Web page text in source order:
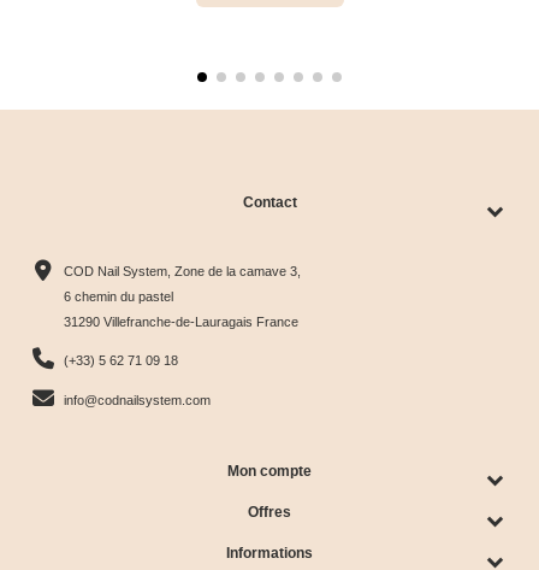
Contact
COD Nail System, Zone de la camave 3,
6 chemin du pastel
31290 Villefranche-de-Lauragais France
(+33) 5 62 71 09 18
info@codnailsystem.com
Mon compte
Offres
Informations